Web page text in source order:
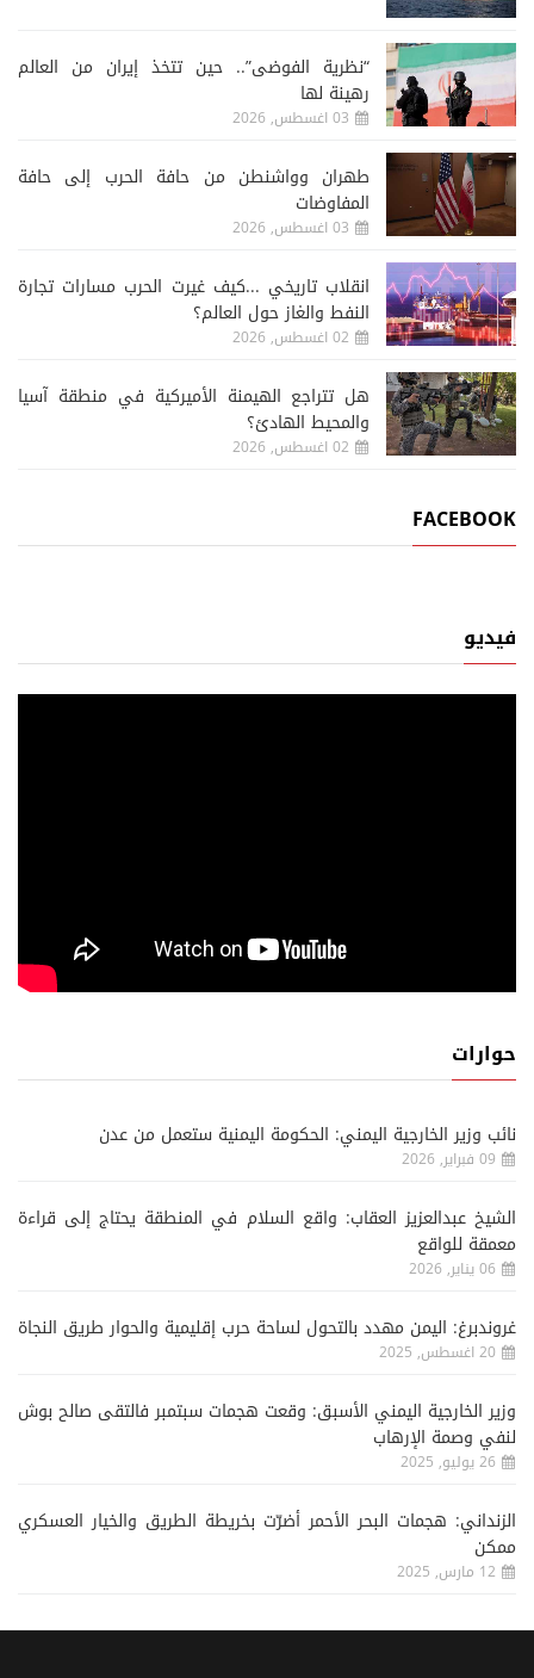
“نظرية الفوضى”.. حين تتخذ إيران من العالم
رهينة لها
03 اغسطس, 2026
طهران وواشنطن من حافة الحرب إلى حافة
المفاوضات
03 اغسطس, 2026
انقلاب تاريخي ...كيف غيرت الحرب مسارات تجارة
النفط والغاز حول العالم؟
02 اغسطس, 2026
هل تتراجع الهيمنة الأميركية في منطقة آسيا
والمحيط الهادئ؟
02 اغسطس, 2026
FACEBOOK
فيديو
حوارات
نائب وزير الخارجية اليمني: الحكومة اليمنية ستعمل من عدن
09 فبراير, 2026
الشيخ عبدالعزيز العقاب: واقع السلام في المنطقة يحتاج إلى قراءة
معمقة للواقع
06 يناير, 2026
غروندبرغ: اليمن مهدد بالتحول لساحة حرب إقليمية والحوار طريق النجاة
20 اغسطس, 2025
وزير الخارجية اليمني الأسبق: وقعت هجمات سبتمبر فالتقى صالح بوش
لنفي وصمة الإرهاب
26 يوليو, 2025
الزنداني: هجمات البحر الأحمر أضرّت بخريطة الطريق والخيار العسكري
ممكن
12 مارس, 2025